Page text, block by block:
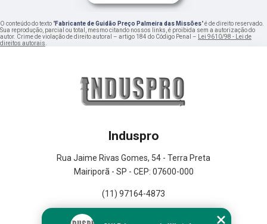
O conteúdo do texto "Fabricante de Guidão Preço Palmeira das Missões" é de direito reservado.
Sua reprodução, parcial ou total, mesmo citando nossos links, é proibida sem a autorização do
autor. Crime de violação de direito autoral – artigo 184 do Código Penal – Lei 9610/98 - Lei de
direitos autorais.
Induspro
Rua Jaime Rivas Gomes, 54 - Terra Preta
Mairiporã - SP - CEP: 07600-000
(11) 97164-4873